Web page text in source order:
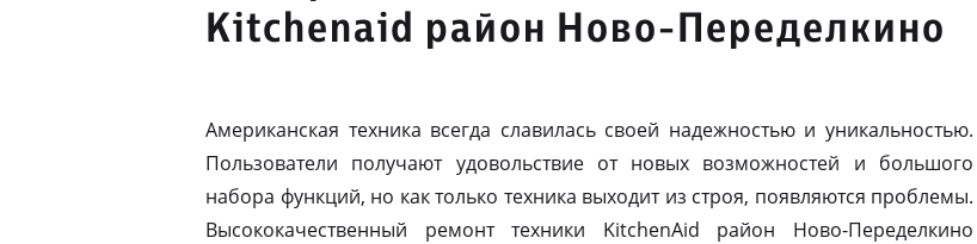
Kitchenaid район Ново-Переделкино
Американская техника всегда славилась своей надежностью и уникальностью.
Пользователи получают удовольствие от новых возможностей и большого
набора функций, но как только техника выходит из строя, появляются проблемы.
Высококачественный ремонт техники KitchenAid район Ново-Переделкино